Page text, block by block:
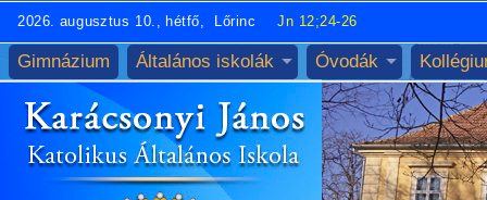
2026. augusztus 10., hétfő, Lőrinc Jn 12;24-26
Gimnázium Általános iskolák Óvodák